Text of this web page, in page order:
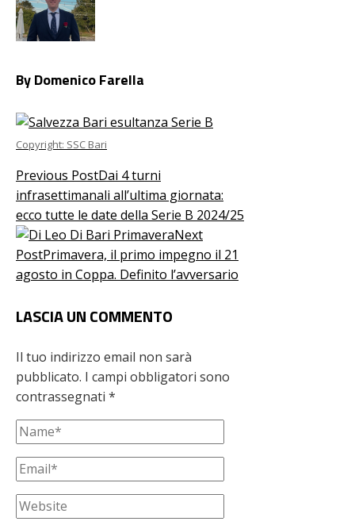
By Domenico Farella
Copyright: SSC Bari
Previous PostDai 4 turni
infrasettimanali all’ultima giornata:
ecco tutte le date della Serie B 2024/25
Next
PostPrimavera, il primo impegno il 21
agosto in Coppa. Definito l’avversario
LASCIA UN COMMENTO
Il tuo indirizzo email non sarà
pubblicato. I campi obbligatori sono
contrassegnati *